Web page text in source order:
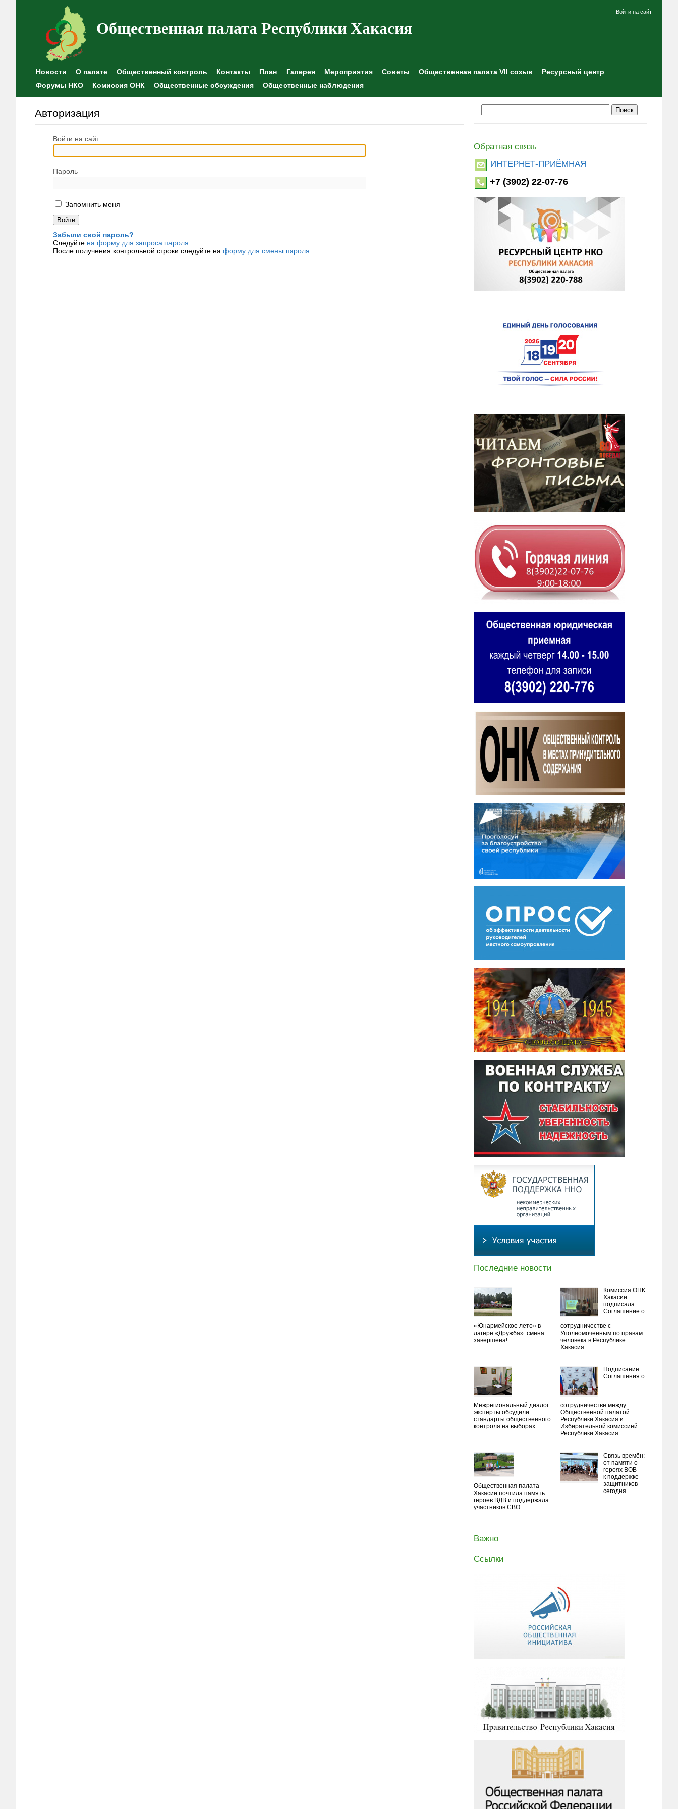
Общественная палата Республики Хакасия
Войти на сайт
Новости О палате Общественный контроль Контакты План Галерея Мероприятия Советы Общественная палата VII созыв
Ресурсный центр
Форумы НКО
Комиссия ОНК Общественные обсуждения Общественные наблюдения
Авторизация
Войти на сайт
Пароль
Запомнить меня
Забыли свой пароль?
Следуйте на форму для запроса пароля.
После получения контрольной строки следуйте на форму для смены пароля.
Обратная связь
ИНТЕРНЕТ-ПРИЁМНАЯ
+7 (3902) 22-07-76
Последние новости
«Юнармейское лето» в
лагере «Дружба»: смена
завершена!
Комиссия ОНК
Хакасии
подписала
Соглашение о
сотрудничестве с
Уполномоченным по правам
человека в Республике
Хакасия
Межрегиональный диалог:
эксперты обсудили
стандарты общественного
контроля на выборах
Подписание
Соглашения о
сотрудничестве между
Общественной палатой
Республики Хакасия и
Избирательной комиссией
Республики Хакасия
Общественная палата
Хакасии почтила память
героев ВДВ и поддержала
участников СВО
Связь времён:
от памяти о
героях ВОВ —
к поддержке
защитников
сегодня
Важно
Ссылки